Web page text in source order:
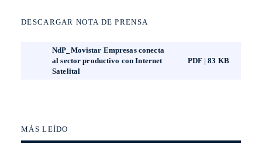
DESCARGAR NOTA DE PRENSA
NdP_Movistar Empresas conecta
al sector productivo con Internet
Satelital
PDF | 83 KB
MÁS LEÍDO